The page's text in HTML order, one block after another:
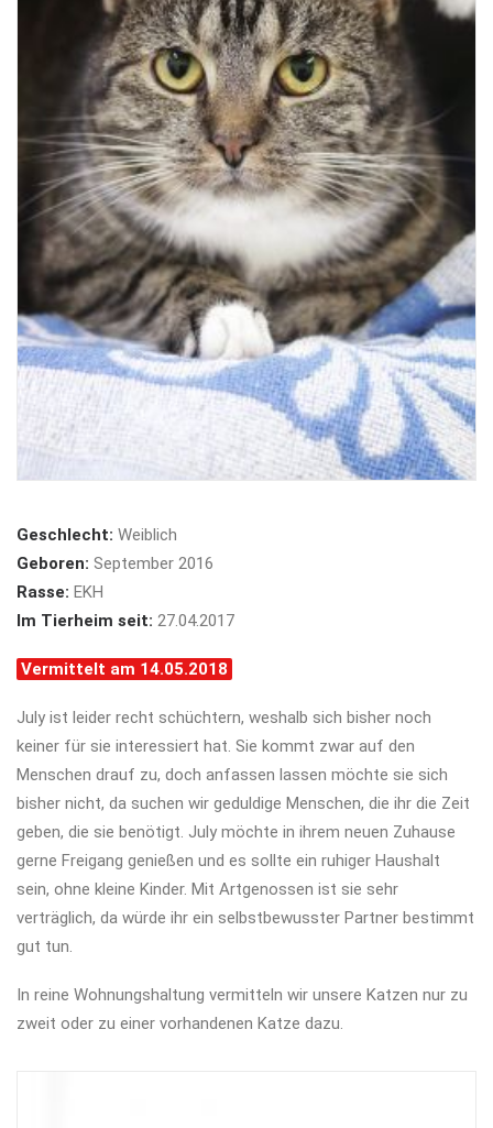
Geschlecht: Weiblich
Geboren: September 2016
Rasse: EKH
Im Tierheim seit: 27.04.2017
Vermittelt am 14.05.2018
July ist leider recht schüchtern, weshalb sich bisher noch
keiner für sie interessiert hat. Sie kommt zwar auf den
Menschen drauf zu, doch anfassen lassen möchte sie sich
bisher nicht, da suchen wir geduldige Menschen, die ihr die Zeit
geben, die sie benötigt. July möchte in ihrem neuen Zuhause
gerne Freigang genießen und es sollte ein ruhiger Haushalt
sein, ohne kleine Kinder. Mit Artgenossen ist sie sehr
verträglich, da würde ihr ein selbstbewusster Partner bestimmt
gut tun.
In reine Wohnungshaltung vermitteln wir unsere Katzen nur zu
zweit oder zu einer vorhandenen Katze dazu.